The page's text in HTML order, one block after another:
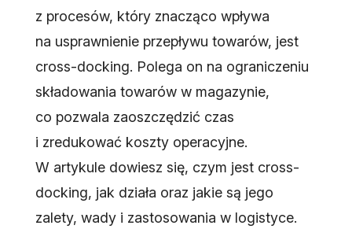
z procesów, który znacząco wpływa
na usprawnienie przepływu towarów, jest
cross-docking. Polega on na ograniczeniu
składowania towarów w magazynie,
co pozwala zaoszczędzić czas
i zredukować koszty operacyjne.
W artykule dowiesz się, czym jest cross-
docking, jak działa oraz jakie są jego
zalety, wady i zastosowania w logistyce.